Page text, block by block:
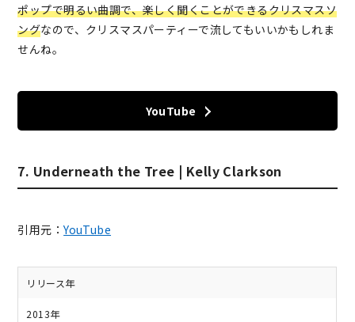
ポップで明るい曲調で、楽しく聞くことができるクリスマスソ
ングなので、クリスマスパーティーで流してもいいかもしれま
せんね。
YouTube
7. Underneath the Tree | Kelly Clarkson
引用元：YouTube
リリース年
2013年